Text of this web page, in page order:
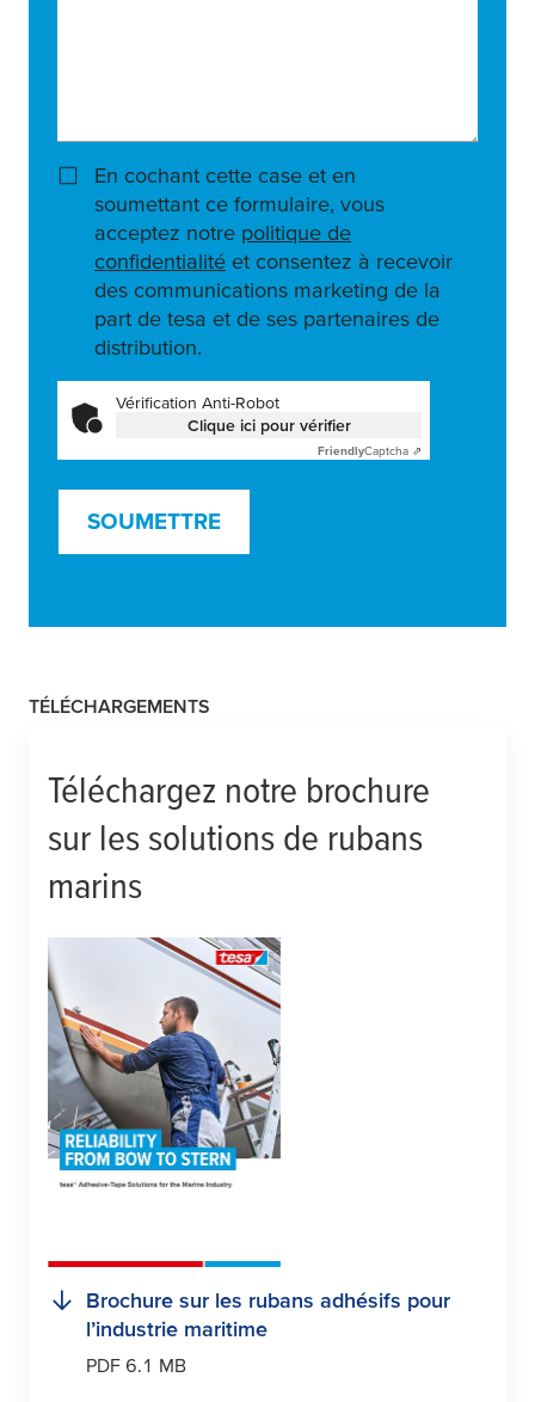
En cochant cette case et en
soumettant ce formulaire, vous
acceptez notre politique de
confidentialité et consentez à recevoir
des communications marketing de la
part de tesa et de ses partenaires de
distribution.
Vérification Anti-Robot
Clique ici pour vérifier
FriendlyCaptcha ⇗
SOUMETTRE
TÉLÉCHARGEMENTS
Téléchargez notre brochure
sur les solutions de rubans
marins
Brochure sur les rubans adhésifs pour
l’industrie maritime
PDF 6.1 MB